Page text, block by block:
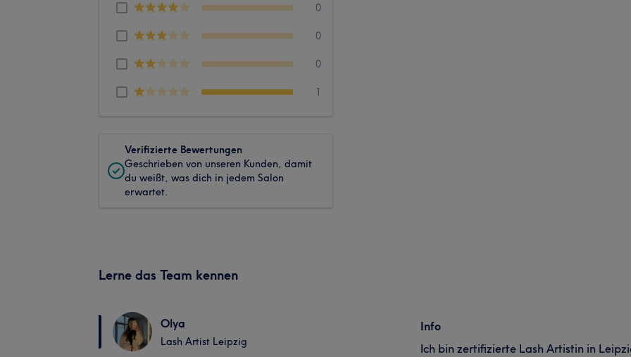
0
0
0
1
Verifizierte Bewertungen
Geschrieben von unseren Kunden, damit
du weißt, was dich in jedem Salon
erwartet.
Lerne das Team kennen
Olya
Lash Artist Leipzig
Info
Ich bin zertifizierte Lash Artistin in